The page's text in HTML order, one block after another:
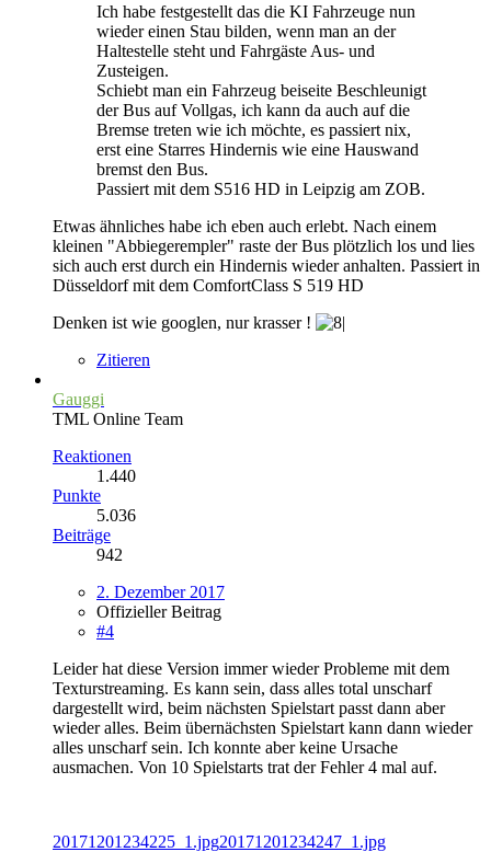
Ich habe festgestellt das die KI Fahrzeuge nun
wieder einen Stau bilden, wenn man an der
Haltestelle steht und Fahrgäste Aus- und
Zusteigen.
Schiebt man ein Fahrzeug beiseite Beschleunigt
der Bus auf Vollgas, ich kann da auch auf die
Bremse treten wie ich möchte, es passiert nix,
erst eine Starres Hindernis wie eine Hauswand
bremst den Bus.
Passiert mit dem S516 HD in Leipzig am ZOB.
Etwas ähnliches habe ich eben auch erlebt. Nach einem
kleinen "Abbiegerempler" raste der Bus plötzlich los und lies
sich auch erst durch ein Hindernis wieder anhalten. Passiert in
Düsseldorf mit dem ComfortClass S 519 HD
Denken ist wie googlen, nur krasser !
Zitieren
Gauggi
TML Online Team
Reaktionen
1.440
Punkte
5.036
Beiträge
942
2. Dezember 2017
Offizieller Beitrag
#4
Leider hat diese Version immer wieder Probleme mit dem
Texturstreaming. Es kann sein, dass alles total unscharf
dargestellt wird, beim nächsten Spielstart passt dann aber
wieder alles. Beim übernächsten Spielstart kann dann wieder
alles unscharf sein. Ich konnte aber keine Ursache
ausmachen. Von 10 Spielstarts trat der Fehler 4 mal auf.
20171201234225_1.jpg20171201234247_1.jpg